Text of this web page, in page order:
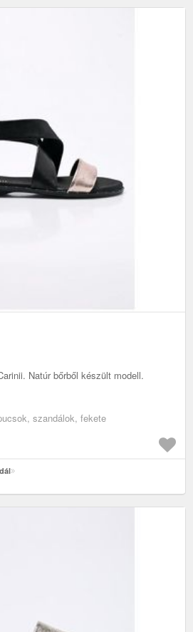
Natúr bőrből készült modell.
szandálok, fekete